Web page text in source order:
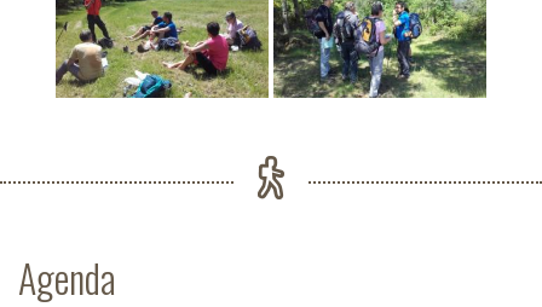
Agenda